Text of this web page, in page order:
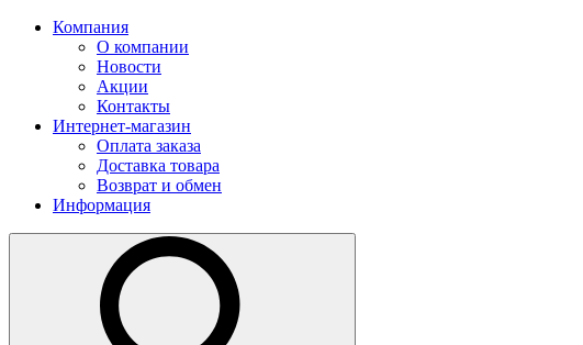
Компания
О компании
Новости
Акции
Контакты
Интернет-магазин
Оплата заказа
Доставка товара
Возврат и обмен
Информация